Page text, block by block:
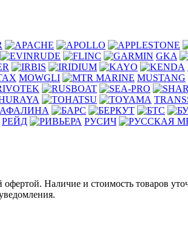
GKA
MOWGLI
MUSTANG
РЕЙД
РУСИЧ
офертой. Наличие и стоимость товаров